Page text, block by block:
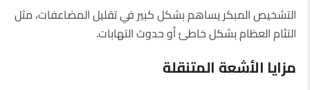
التشخيص المبكر يساهم بشكل كبير في تقليل المضاعفات، مثل
التئام العظام بشكل خاطئ أو حدوث التهابات.
مزاياالأشعةالمتنقلة